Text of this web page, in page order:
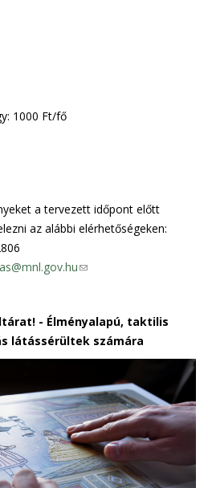
1000 Ft/fő
a tervezett időpont előtt
az alábbi elérhetőségeken:
(
n
k
s
n
d
s
e
-
- Élményalapú, taktilis
látássérültek számára